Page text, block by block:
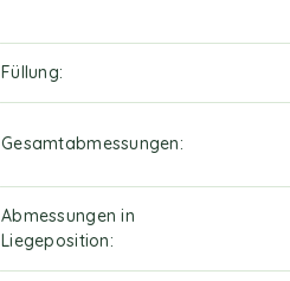
Füllung
Gesamtabmessungen
Abmessungen in
Liegeposition